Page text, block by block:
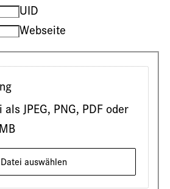
UID
Webseite
JPEG, PNG, PDF oder
Datei auswählen